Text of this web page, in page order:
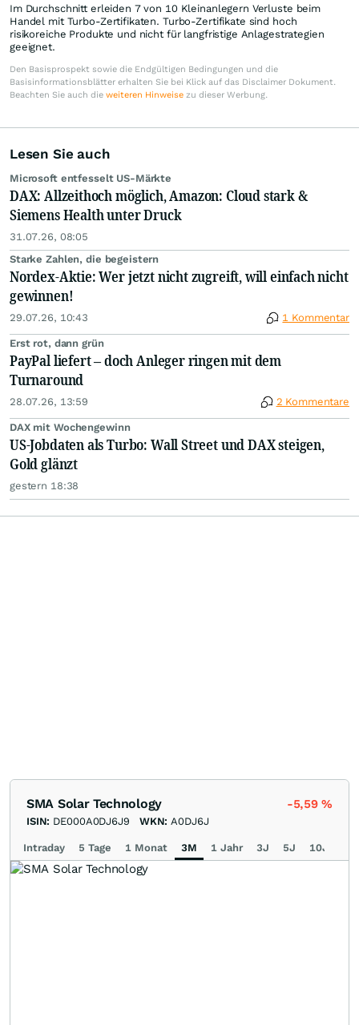
Im Durchschnitt erleiden 7 von 10 Kleinanlegern Verluste beim
Handel mit Turbo-Zertifikaten. Turbo-Zertifikate sind hoch
risikoreiche Produkte und nicht für langfristige Anlagestrategien
geeignet.
Den Basisprospekt sowie die Endgültigen Bedingungen und die
Basisinformationsblätter erhalten Sie bei Klick auf das Disclaimer Dokument.
Beachten Sie auch die weiteren Hinweise zu dieser Werbung.
Lesen Sie auch
Microsoft entfesselt US-Märkte
DAX: Allzeithoch möglich, Amazon: Cloud stark &
Siemens Health unter Druck
31.07.26, 08:05
Starke Zahlen, die begeistern
Nordex-Aktie: Wer jetzt nicht zugreift, will einfach nicht
gewinnen!
29.07.26, 10:43 1 Kommentar
Erst rot, dann grün
PayPal liefert – doch Anleger ringen mit dem
Turnaround
28.07.26, 13:59 2 Kommentare
DAX mit Wochengewinn
US-Jobdaten als Turbo: Wall Street und DAX steigen,
Gold glänzt
gestern 18:38
SMA Solar Technology -5,59%
ISIN: DE000A0DJ6J9 WKN: A0DJ6J
Intraday 5 Tage 1 Monat 3M 1 Jahr 3J 5J 10J